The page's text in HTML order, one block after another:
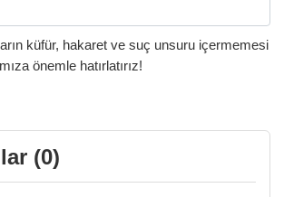
küfür, hakaret ve suç unsuru içermemesi
önemle hatırlatırız!
(0)